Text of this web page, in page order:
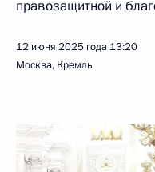
правозащитной и
12 июня 2025 года 13:20
Москва, Кремль